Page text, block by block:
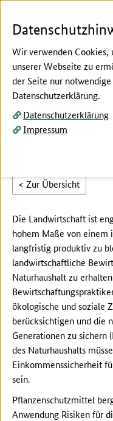
Hier beginnt der
Definition
< Zur Übersicht
Die Landwirtschaft ist
hohem Maße von einem
langfristig produktiv zu
landwirtschaftliche
Naturhaushalt zu
ökologische und soziale
berücksichtigen und die
Generationen zu sichern
des Naturhaushalts
Einkommenssicherheit
sein.
Pflanzenschutzmittel
Anwendung Risiken für
Wir verwenden
unserer Webseite zu
der Seite nur
Datenschutzerklärung.
Datenschutzerklärung
Impressum